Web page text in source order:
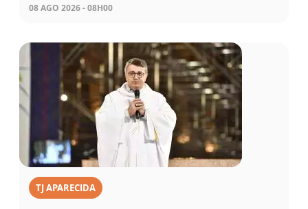
08 AGO 2026 - 08H00
TJ APARECIDA